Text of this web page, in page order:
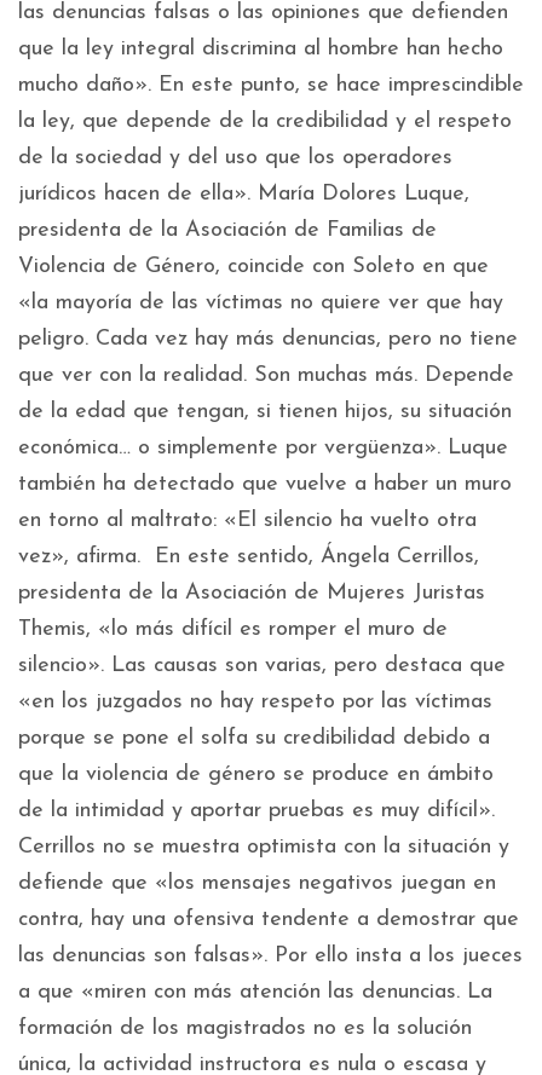
las denuncias falsas o las opiniones que defienden
que la ley integral discrimina al hombre han hecho
mucho daño». En este punto, se hace imprescindible
la ley, que depende de la credibilidad y el respeto
de la sociedad y del uso que los operadores
jurídicos hacen de ella». María Dolores Luque,
presidenta de la Asociación de Familias de
Violencia de Género, coincide con Soleto en que
«la mayoría de las víctimas no quiere ver que hay
peligro. Cada vez hay más denuncias, pero no tiene
que ver con la realidad. Son muchas más. Depende
de la edad que tengan, si tienen hijos, su situación
económica… o simplemente por vergüenza». Luque
también ha detectado que vuelve a haber un muro
en torno al maltrato: «El silencio ha vuelto otra
vez», afirma. En este sentido, Ángela Cerrillos,
presidenta de la Asociación de Mujeres Juristas
Themis, «lo más difícil es romper el muro de
silencio». Las causas son varias, pero destaca que
«en los juzgados no hay respeto por las víctimas
porque se pone el solfa su credibilidad debido a
que la violencia de género se produce en ámbito
de la intimidad y aportar pruebas es muy difícil».
Cerrillos no se muestra optimista con la situación y
defiende que «los mensajes negativos juegan en
contra, hay una ofensiva tendente a demostrar que
las denuncias son falsas». Por ello insta a los jueces
a que «miren con más atención las denuncias. La
formación de los magistrados no es la solución
única, la actividad instructora es nula o escasa y